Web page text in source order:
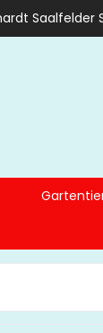
Saalfelder